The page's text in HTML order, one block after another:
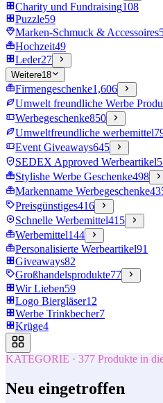
Charity und Fundraising108
Puzzle59
Marken-Schmuck & Accessoires
Hochzeit49
Leder27
Weitere18
Firmengeschenke1,606
Umwelt freundliche Werbe
Werbegeschenke850
Umweltfreundliche werbemittel
Event Giveaways645
SEDEX Approved Werbeartikel
Stylishe Werbe Geschenke498
Markenname Werbegeschenke
Preisgünstiges416
Schnelle Werbemittel415
Werbemittel144
Personalisierte Werbeartikel91
Giveaways82
Großhandelsprodukte77
Wir Lieben59
Logo Biergläser12
Werbe Trinkbecher7
Krüge4
KATEGORIE · 377 Produkte in
Neu eingetroffen